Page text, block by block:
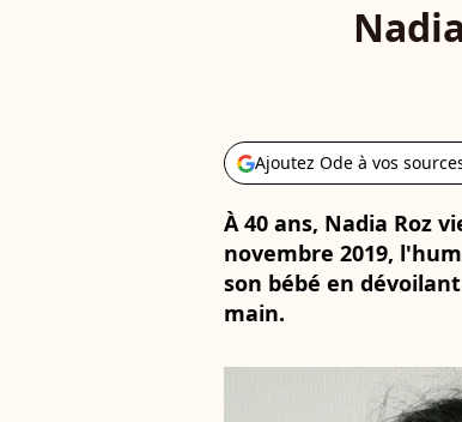
Ajoutez Ode à vos
À 40 ans, Nadia Roz
novembre 2019,
son bébé en
main.